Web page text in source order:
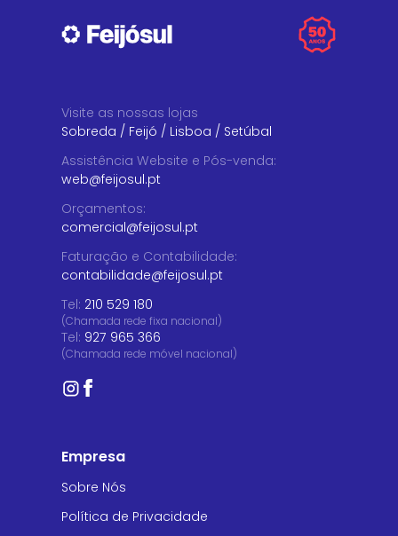
Visite as nossas lojas
Sobreda / Feijó / Lisboa / Setúbal
Assistência Website e Pós-venda:
web@feijosul.pt
Orçamentos:
comercial@feijosul.pt
Faturação e Contabilidade:
contabilidade@feijosul.pt
Tel: 210 529 180
(Chamada rede fixa nacional)
Tel: 927 965 366
(Chamada rede móvel nacional)
Empresa
Sobre Nós
Política de Privacidade